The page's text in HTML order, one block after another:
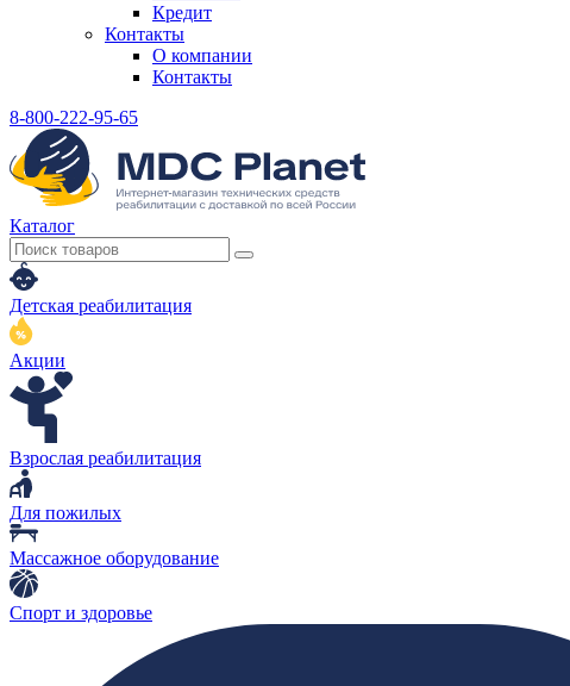
Кредит
Контакты
О компании
Контакты
8-800-222-95-65
Каталог
Детская реабилитация
Акции
Взрослая реабилитация
Для пожилых
Массажное оборудование
Спорт и здоровье